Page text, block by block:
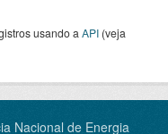
usando a API (veja
Nacional de Energia